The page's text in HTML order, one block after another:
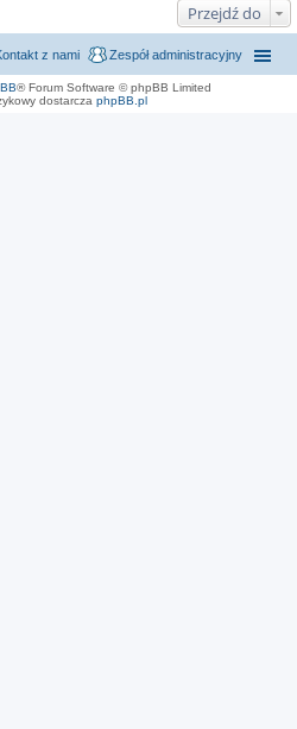
Przejdź do
Zespół administracyjny
z nami
® Forum Software © phpBB Limited
dostarcza phpBB.pl